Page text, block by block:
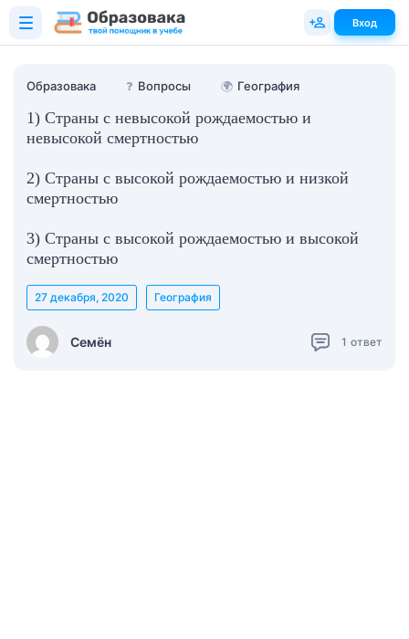
Образовака ❓ Вопросы 🌍 География
1) Страны с невысокой рождаемостью и
невысокой смертностью
2) Страны с высокой рождаемостью и низкой
смертностью
3) Страны с высокой рождаемостью и высокой
смертностью
Семён
27 декабря, 2020 География
1 ответ
Вход